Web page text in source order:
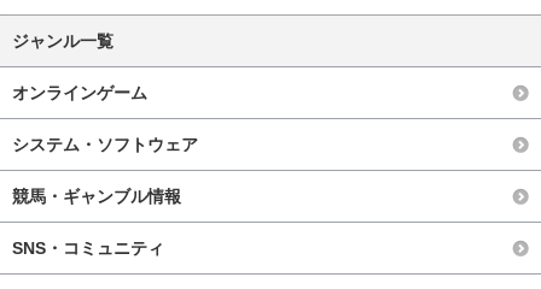
ジャンル一覧
オンラインゲーム
システム・ソフトウェア
競馬・ギャンブル情報
SNS・コミュニティ